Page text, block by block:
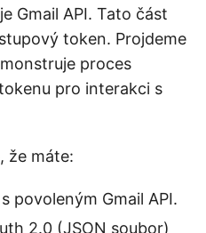
Gmail API. Tato část
token. Projdeme
proces
pro interakci s
že máte:
povoleným Gmail API.
2.0 (JSON soubor)